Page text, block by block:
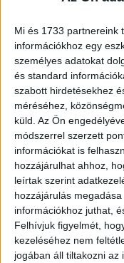
Mi és 1733 partnereink
információkhoz egy
személyes adatokat
és standard
szabott hirdetésekhez
méréséhez,
küld. Az Ön
módszerrel szerzett
információkat is
hozzájárulhat ahhoz,
leírtak szerint
hozzájárulás
információkhoz juthat,
Felhívjuk figyelmét,
kezeléséhez nem
jogában áll tiltakozni az
megítélésének
kiemelése a
pályamunkákat
prezentálni a
egyben
Sztaniszláv
Szövetség